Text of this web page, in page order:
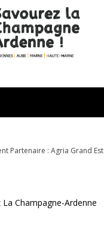
Partenaire : Agria Grand Est
La Champagne-Ardenne